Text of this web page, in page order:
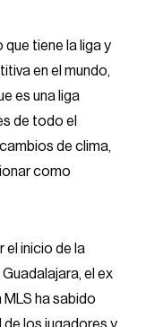
que tiene la liga y
en el mundo,
es una liga
de todo el
de clima,
como
el inicio de la
el ex
ha sabido
de los jugadores y